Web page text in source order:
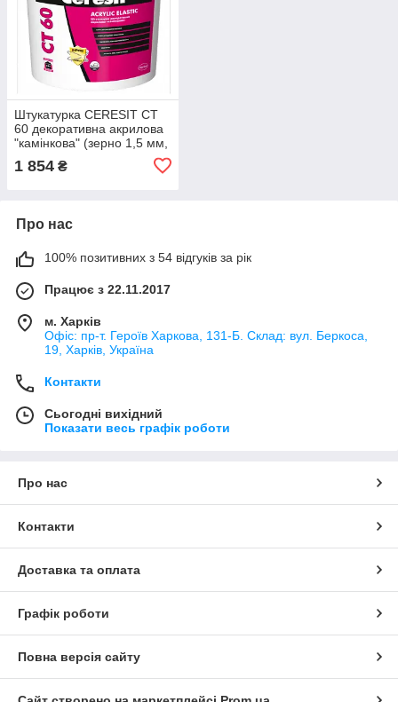
Штукатурка CERESIT CT
60 декоративна акрилова
"камінкова" (зерно 1,5 мм,
1 854 ₴
Про нас
100% позитивних з 54 відгуків за рік
Працює з 22.11.2017
м. Харків
Офіс: пр-т. Героїв Харкова, 131-Б. Склад: вул. Беркоса,
19, Харків, Україна
Контакти
Сьогодні вихідний
Показати весь графік роботи
Про нас
Контакти
Доставка та оплата
Графік роботи
Повна версія сайту